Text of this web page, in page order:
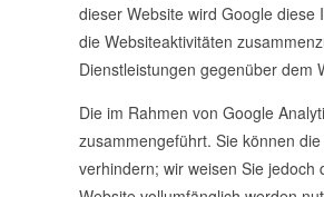
dieser Website wird Google
die Websiteaktivitäten
Dienstleistungen gegenüber dem
Die im Rahmen von Google
zusammengeführt. Sie können
verhindern; wir weisen Sie